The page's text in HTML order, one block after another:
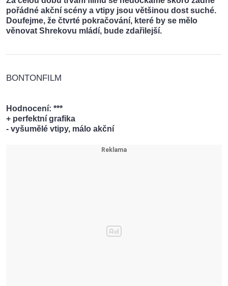
pořádné akční scény a vtipy jsou většinou dost suché.
Doufejme, že čtvrté pokračování, které by se mělo
věnovat Shrekovu mládí, bude zdařilejší.
BONTONFILM
Hodnocení: ***
+ perfektní grafika
- vyšumělé vtipy, málo akční